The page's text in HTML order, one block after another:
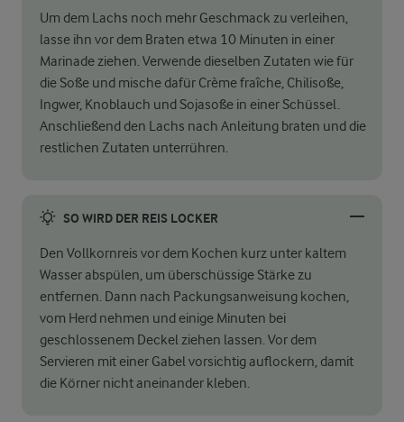
Um dem Lachs noch mehr Geschmack zu verleihen,
lasse ihn vor dem Braten etwa 10 Minuten in einer
Marinade ziehen. Verwende dieselben Zutaten wie für
die Soße und mische dafür Crème fraîche, Chilisoße,
Ingwer, Knoblauch und Sojasoße in einer Schüssel.
Anschließend den Lachs nach Anleitung braten und die
restlichen Zutaten unterrühren.
SO WIRD DER REIS LOCKER
Den Vollkornreis vor dem Kochen kurz unter kaltem
Wasser abspülen, um überschüssige Stärke zu
entfernen. Dann nach Packungsanweisung kochen,
vom Herd nehmen und einige Minuten bei
geschlossenem Deckel ziehen lassen. Vor dem
Servieren mit einer Gabel vorsichtig auflockern, damit
die Körner nicht aneinander kleben.